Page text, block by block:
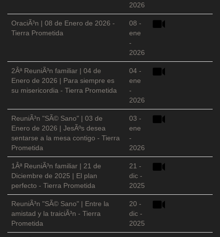
2026
OraciÃ³n | 08 de Enero de 2026 -
Tierra Prometida
08 -
ene
-
2026
2Âª ReuniÃ³n familiar | 04 de
Enero de 2026 | Para siempre es
su misericordia - Tierra Prometida
04 -
ene
-
2026
ReuniÃ³n "SÃ© Sano" | 03 de
Enero de 2026 | JesÃºs desea
sentarse a la mesa contigo - Tierra
Prometida
03 -
ene
-
2026
1Âª ReuniÃ³n familiar | 21 de
Diciembre de 2025 | El plan
perfecto - Tierra Prometida
21 -
dic -
2025
ReuniÃ³n "SÃ© Sano" | Entre la
amistad y la traiciÃ³n - Tierra
Prometida
20 -
dic -
2025